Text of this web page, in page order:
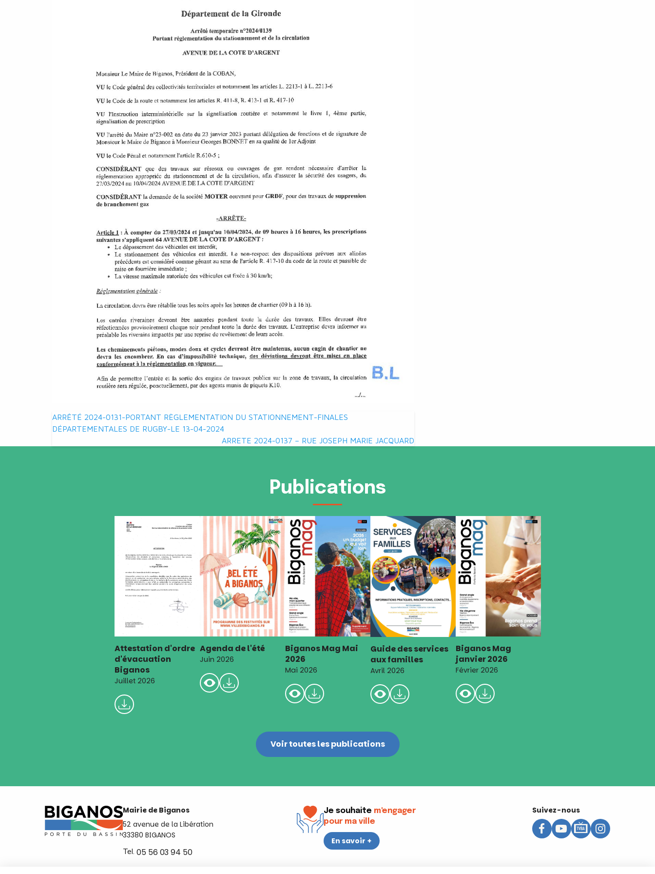
Navigation
de
ARRÊTÉ 2024-0131-PORTANT RÈGLEMENTATION DU STATIONNEMENT-FINALES
DÉPARTEMENTALES DE RUGBY-LE 13-04-2024
ARRETE 2024-0137 – RUE JOSEPH MARIE JACQUARD
Publications
Attestation d'ordre
d'évacuation
Biganos
Juillet 2026
Agenda de l'été
Juin 2026
Biganos Mag Mai
2026
Mai 2026
Guide des services
aux familles
Avril 2026
Biganos Mag
janvier 2026
Février 2026
Voir toutes les publications
Mairie de Biganos
52 avenue de la Libération
33380 BIGANOS
Tel. 05 56 03 94 50
Je souhaite m'engager
pour ma ville
En savoir +
Suivez-nous